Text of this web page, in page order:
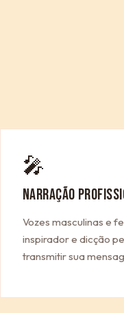
🎤
NARRAÇÃO
Vozes masculinas e
inspirador e dicção
transmitir sua